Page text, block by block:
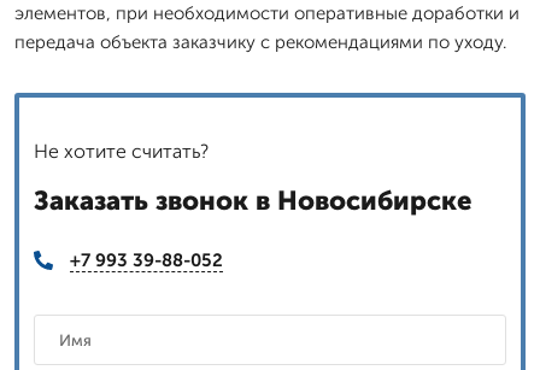
элементов, при необходимости оперативные доработки и
передача объекта заказчику с рекомендациями по уходу.
Не хотите считать?
Заказать звонок в Новосибирске
+7 993 39-88-052